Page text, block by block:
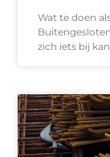
Wat te doen
zich iets bij